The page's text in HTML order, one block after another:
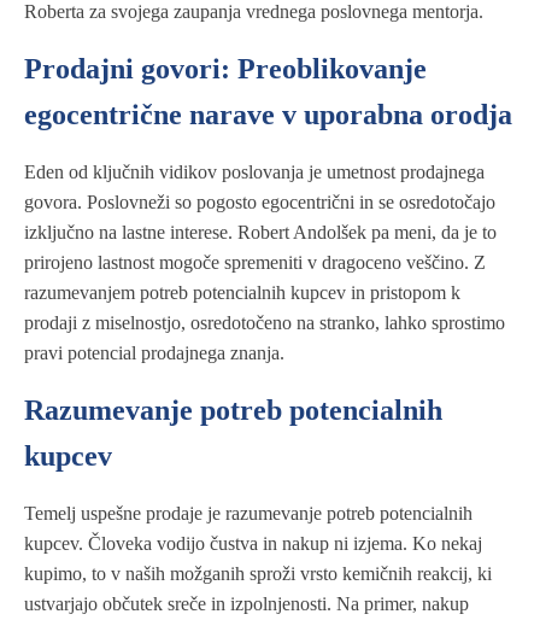
Roberta za svojega zaupanja vrednega poslovnega mentorja.
Prodajni govori: Preoblikovanje
egocentrične narave v uporabna orodja
Eden od ključnih vidikov poslovanja je umetnost prodajnega
govora. Poslovneži so pogosto egocentrični in se osredotočajo
izključno na lastne interese. Robert Andolšek pa meni, da je to
prirojeno lastnost mogoče spremeniti v dragoceno veščino. Z
razumevanjem potreb potencialnih kupcev in pristopom k
prodaji z miselnostjo, osredotočeno na stranko, lahko sprostimo
pravi potencial prodajnega znanja.
Razumevanje potreb potencialnih
kupcev
Temelj uspešne prodaje je razumevanje potreb potencialnih
kupcev. Človeka vodijo čustva in nakup ni izjema. Ko nekaj
kupimo, to v naših možganih sproži vrsto kemičnih reakcij, ki
ustvarjajo občutek sreče in izpolnjenosti. Na primer, nakup